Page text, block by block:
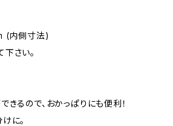
(内側寸法)
さい。
るので、おかっぱりにも便利！
に。